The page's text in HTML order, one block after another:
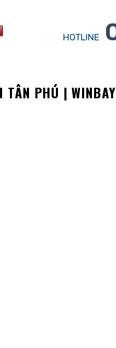
HOTLINE
PHÚ |